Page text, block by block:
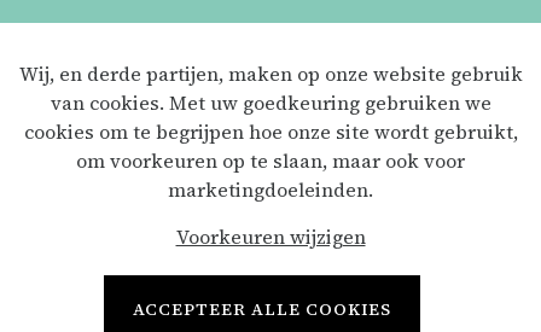
Privacyverklaring
Disclaimer
Wij, en derde partijen, maken op onze website gebruik
van cookies. Met uw goedkeuring gebruiken we
cookies om te begrijpen hoe onze site wordt gebruikt,
om voorkeuren op te slaan, maar ook voor
marketingdoeleinden.
Voorkeuren wijzigen
ACCEPTEER ALLE COOKIES